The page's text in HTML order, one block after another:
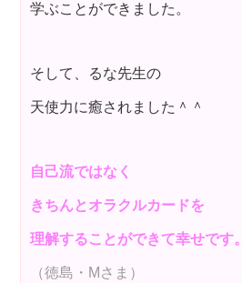
学ぶことができました。
そして、るな先生の
天使力に癒されました＾＾
自己流ではなく
きちんとオラクルカードを
理解することができて幸せです。
（徳島・Mさま）